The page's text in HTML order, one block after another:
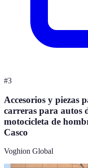
#3
Accesorios y piezas
carreras para autos
motocicleta de
Casco
Voghion Global